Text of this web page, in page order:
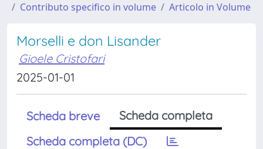
Contributo specifico in volume
Articolo in Volume
Morselli e don Lisander
Gioele Cristofari
2025-01-01
Scheda breve
Scheda completa
Scheda completa (DC)